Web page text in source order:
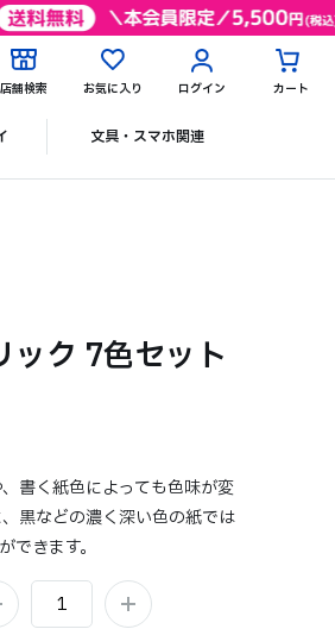
店舗検索 お気に入り ログイン カート
文具・スマホ関連
ック 7色セット
書く紙色によっても色味が変
黒などの濃く深い色の紙では
きます。